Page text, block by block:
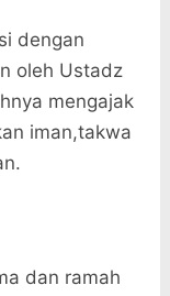
dengan
oleh Ustadz
mengajak
iman,takwa
dan ramah